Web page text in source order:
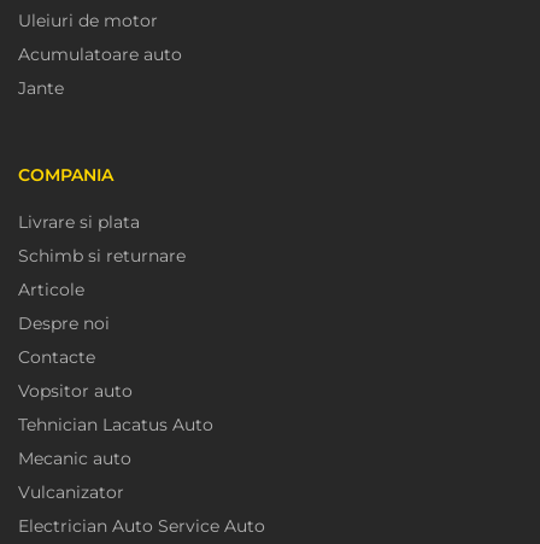
Uleiuri de motor
Acumulatoare auto
Jante
COMPANIA
Livrare si plata
Schimb si returnare
Articole
Despre noi
Contacte
Vopsitor auto
Tehnician Lacatus Auto
Mecanic auto
Vulcanizator
Electrician Auto Service Auto